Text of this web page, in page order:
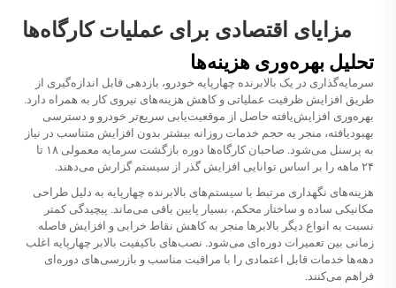
مزایای اقتصادی برای عملیات کارگاه‌ها
تحلیل بهره‌وری هزینه‌ها
سرمایه‌گذاری در یک بالابرنده چهارپایه خودرو، بازدهی قابل اندازه‌گیری از
طریق افزایش ظرفیت عملیاتی و کاهش هزینه‌های نیروی کار به همراه دارد.
بهره‌وری افزایش‌یافته حاصل از موقعیت‌یابی سریع‌تر خودرو و دسترسی
بهبودیافته، منجر به حجم خدمات روزانه بیشتر بدون افزایش متناسب در نیاز
به پرسنل می‌شود. صاحبان کارگاه‌ها دوره بازگشت سرمایه معمولی ۱۸ تا
۲۴ ماهه را بر اساس توانایی افزایش گذر از سیستم گزارش می‌دهند.
هزینه‌های نگهداری مرتبط با سیستم‌های بالابرنده چهارپایه به دلیل طراحی
مکانیکی ساده و ساختار محکم، بسیار پایین باقی می‌ماند. پیچیدگی کمتر
نسبت به انواع دیگر بالابرها منجر به کاهش نقاط خرابی و افزایش فاصله
زمانی بین تعمیرات دوره‌ای می‌شود. نصب‌های باکیفیت بالابر چهارپایه اغلب
دهه‌ها خدمات قابل اعتمادی را با مراقبت مناسب و بازرسی‌های دوره‌ای
فراهم می‌کنند.